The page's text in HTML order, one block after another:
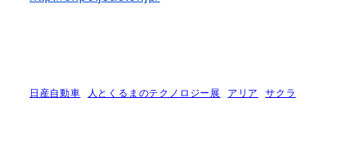
日産自動車 人とくるまのテクノロジー展 アリア サクラ